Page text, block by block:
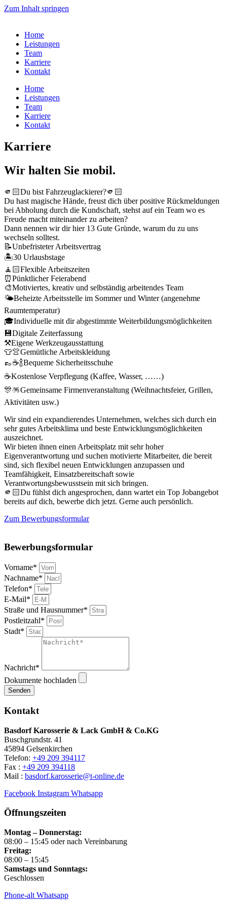
Zum Inhalt springen
Home
Leistungen
Team
Karriere
Kontakt
Home
Leistungen
Team
Karriere
Kontakt
Karriere
Wir halten Sie mobil.
🫵🏻Du bist Fahrzeuglackierer?🫵🏻
Du hast magische Hände, freust dich über positive Rückmeldungen
bei Abholung durch die Kundschaft, stehst auf ein Team wo es
Freude macht miteinander zu arbeiten?
Dann nennen wir dir hier 13 Gute Gründe, warum du zu uns
wechseln solltest.
📝Unbefristeter Arbeitsvertrag
🏝️30 Urlausbstage
🧘🏻Flexible Arbeitszeiten
⏰Pünktlicher Feierabend
🎨Motiviertes, kreativ und selbständig arbeitendes Team
🌤️Beheizte Arbeitsstelle im Sommer und Winter (angenehme
Raumtemperatur)
🎓Individuelle mit dir abgestimmte Weiterbildungsmöglichkeiten
💾Digitale Zeiterfassung
⚒️Eigene Werkzeugausstattung
👕👚Gemütliche Arbeitskleidung
👞☕️🍾Bequeme Sicherheitsschuhe
☕️Kostenlose Verpflegung (Kaffee, Wasser, ……)
🎊🪅Gemeinsame Firmenveranstaltung (Weihnachtsfeier, Grillen,
Aktivitäten usw.)
Wir sind ein expandierendes Unternehmen, welches sich durch ein
sehr gutes Arbeitsklima und beste Entwicklungsmöglichkeiten
auszeichnet.
Wir bieten ihnen einen Arbeitsplatz mit sehr hoher
Eigenverantwortung und suchen motivierte Mitarbeiter, die bereit
sind, sich flexibel neuen Entwicklungen anzupassen und
Teamfähigkeit, Einsatzbereitschaft sowie
Verantwortungsbewusstsein mit sich bringen.
🫵🏻Du fühlst dich angesprochen, dann wartet ein Top Jobangebot
bereits auf dich, bewerbe dich jetzt. Gerne auch persönlich.
Zum Bewerbungsformular
Bewerbungsformular
Vorname*
Nachname*
Telefon*
E-Mail*
Straße und Hausnummer*
Postleitzahl*
Stadt*
Nachricht*
Dokumente hochladen
Senden
Kontakt
Basdorf Karosserie & Lack GmbH & Co.KG
Buschgrundstr. 41
45894 Gelsenkirchen
Telefon: +49 209 394117
Fax : +49 209 394118
Mail : basdorf.karosserie@t-online.de
Facebook Instagram Whatsapp
Öffnungszeiten
Montag – Donnerstag:
08:00 – 15:45 oder nach Vereinbarung
Freitag:
08:00 – 15:45
Samstags und Sonntags:
Geschlossen
Phone-alt Whatsapp